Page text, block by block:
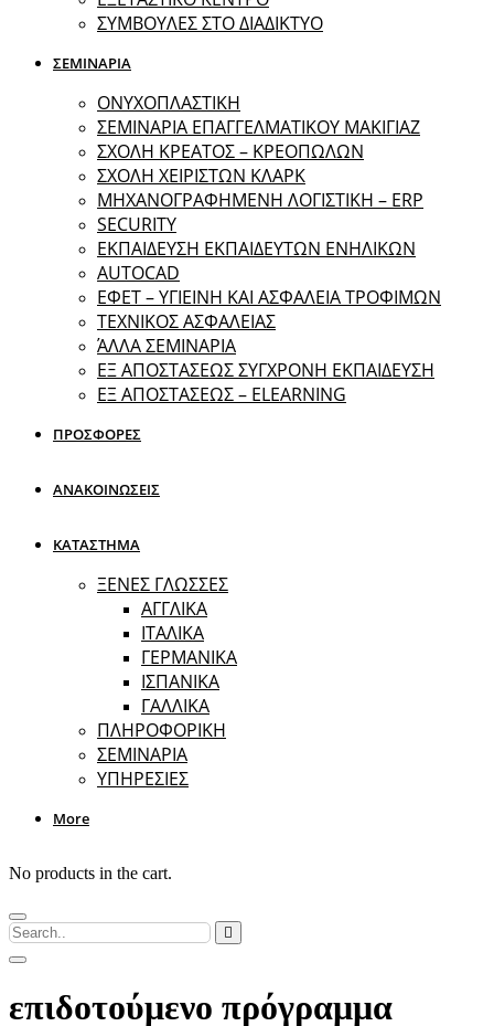
ΣΥΜΒΟΥΛΕΣ ΣΤΟ ΔΙΑΔΙΚΤΥΟ
ΣΕΜΙΝΑΡΙΑ
ΟΝΥΧΟΠΛΑΣΤΙΚΗ
ΣΕΜΙΝΑΡΙΑ ΕΠΑΓΓΕΛΜΑΤΙΚΟΥ ΜΑΚΙΓΙΑΖ
ΣΧΟΛΗ ΚΡΕΑΤΟΣ – ΚΡΕΟΠΩΛΩΝ
ΣΧΟΛΗ ΧΕΙΡΙΣΤΩΝ ΚΛΑΡΚ
ΜΗΧΑΝΟΓΡΑΦΗΜΕΝΗ ΛΟΓΙΣΤΙΚΗ – ERP
SECURITY
ΕΚΠΑΙΔΕΥΣΗ ΕΚΠΑΙΔΕΥΤΩΝ ΕΝΗΛΙΚΩΝ
ΑUTOCAD
ΕΦΕΤ – ΥΓΙΕΙΝΗ ΚΑΙ ΑΣΦΑΛΕΙΑ ΤΡΟΦΙΜΩΝ
ΤΕΧΝΙΚΟΣ ΑΣΦΑΛΕΙΑΣ
ΆΛΛΑ ΣΕΜΙΝΑΡΙΑ
EΞ ΑΠΟΣΤΑΣΕΩΣ ΣΥΓΧΡΟΝΗ ΕΚΠΑΙΔΕΥΣΗ
ΕΞ ΑΠΟΣΤΑΣΕΩΣ – ELEARNING
ΠΡΟΣΦΟΡΕΣ
ΑΝΑΚΟΙΝΩΣΕΙΣ
ΚΑΤΑΣΤΗΜΑ
ΞΕΝΕΣ ΓΛΩΣΣΕΣ
ΑΓΓΛΙΚΑ
ΙΤΑΛΙΚΑ
ΓΕΡΜΑΝΙΚΑ
ΙΣΠΑΝΙΚΑ
ΓΑΛΛΙΚΑ
ΠΛΗΡΟΦΟΡΙΚΗ
ΣΕΜΙΝΑΡΙΑ
ΥΠΗΡΕΣΙΕΣ
More
No products in the cart.
επιδοτούμενο πρόγραμμα